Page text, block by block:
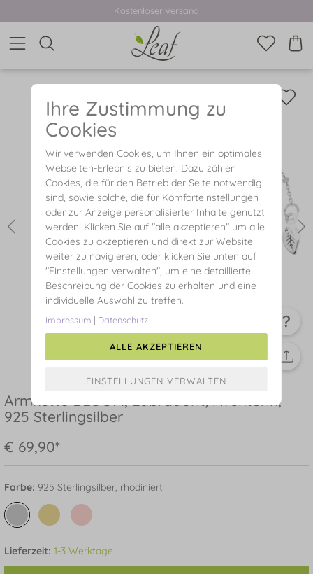
Kostenloser Versand
Armkette BLOOM, Labradorit/Aventurin,
925 Sterlingsilber
€ 69,90*
Farbe: 925 Sterlingsilber, rhodiniert
Lieferzeit: 1-3 Werktage
Ihre Zustimmung zu
Cookies
Wir verwenden Cookies, um Ihnen ein optimales
Webseiten-Erlebnis zu bieten. Dazu zählen
Cookies, die für den Betrieb der Seite notwendig
sind, sowie solche, die für Komforteinstellungen
oder zur Anzeige personalisierter Inhalte genutzt
werden. Klicken Sie auf "alle akzeptieren" um alle
Cookies zu akzeptieren und direkt zur Website
weiter zu navigieren; oder klicken Sie unten auf
"Einstellungen verwalten", um eine detaillierte
Beschreibung der Cookies zu erhalten und eine
individuelle Auswahl zu treffen.
Impressum | Datenschutz
ALLE AKZEPTIEREN